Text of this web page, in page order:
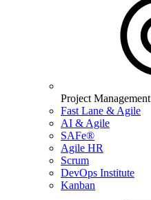
Project Management
Fast Lane & Agile
AI & Agile
SAFe®
Agile HR
Scrum
DevOps Institute
Kanban